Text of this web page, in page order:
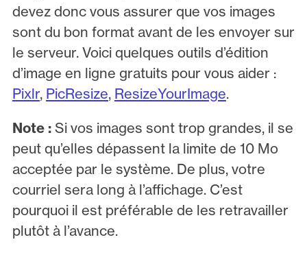
devez donc vous assurer que vos images
sont du bon format avant de les envoyer sur
le serveur. Voici quelques outils d’édition
d’image en ligne gratuits pour vous aider :
Pixlr, PicResize, ResizeYourImage.
Note : Si vos images sont trop grandes, il se
peut qu’elles dépassent la limite de 10 Mo
acceptée par le système. De plus, votre
courriel sera long à l’affichage. C’est
pourquoi il est préférable de les retravailler
plutôt à l’avance.